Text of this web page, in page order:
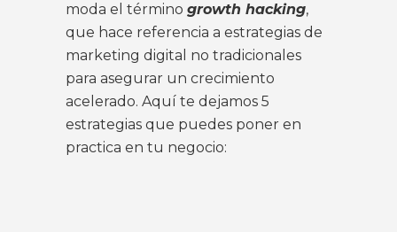
moda el término growth hacking,
que hace referencia a estrategias de
marketing digital no tradicionales
para asegurar un crecimiento
acelerado. Aquí te dejamos 5
estrategias que puedes poner en
practica en tu negocio: